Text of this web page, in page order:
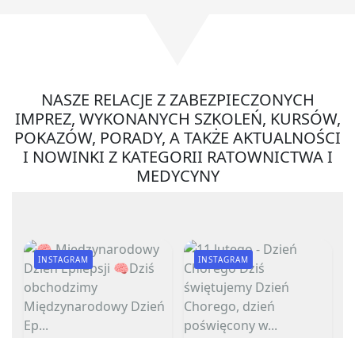
NASZE RELACJE Z ZABEZPIECZONYCH
IMPREZ, WYKONANYCH SZKOLEŃ, KURSÓW,
POKAZÓW, PORADY, A TAKŻE AKTUALNOŚCI
I NOWINKI Z KATEGORII RATOWNICTWA I
MEDYCYNY
INSTAGRAM INSTAGRAM